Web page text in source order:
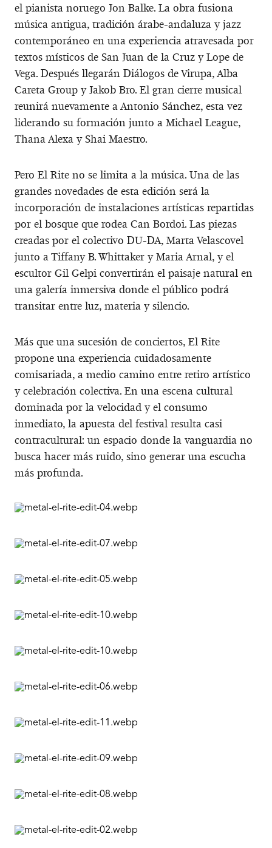
el pianista noruego Jon Balke. La obra fusiona
música antigua, tradición árabe-andaluza y jazz
contemporáneo en una experiencia atravesada por
textos místicos de San Juan de la Cruz y Lope de
Vega. Después llegarán Diálogos de Virupa, Alba
Careta Group y Jakob Bro. El gran cierre musical
reunirá nuevamente a Antonio Sánchez, esta vez
liderando su formación junto a Michael League,
Thana Alexa y Shai Maestro.
Pero El Rite no se limita a la música. Una de las
grandes novedades de esta edición será la
incorporación de instalaciones artísticas repartidas
por el bosque que rodea Can Bordoi. Las piezas
creadas por el colectivo DU-DA, Marta Velascovel
junto a Tiffany B. Whittaker y Maria Arnal, y el
escultor Gil Gelpi convertirán el paisaje natural en
una galería inmersiva donde el público podrá
transitar entre luz, materia y silencio.
Más que una sucesión de conciertos, El Rite
propone una experiencia cuidadosamente
comisariada, a medio camino entre retiro artístico
y celebración colectiva. En una escena cultural
dominada por la velocidad y el consumo
inmediato, la apuesta del festival resulta casi
contracultural: un espacio donde la vanguardia no
busca hacer más ruido, sino generar una escucha
más profunda.